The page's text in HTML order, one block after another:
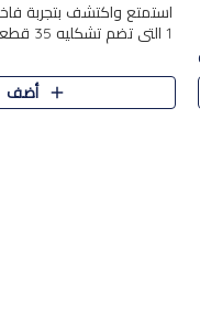
استمتع واكتشف بتجربة
1 التي
حلويات المولد المصري
بشكل جميل في علبة
أضف